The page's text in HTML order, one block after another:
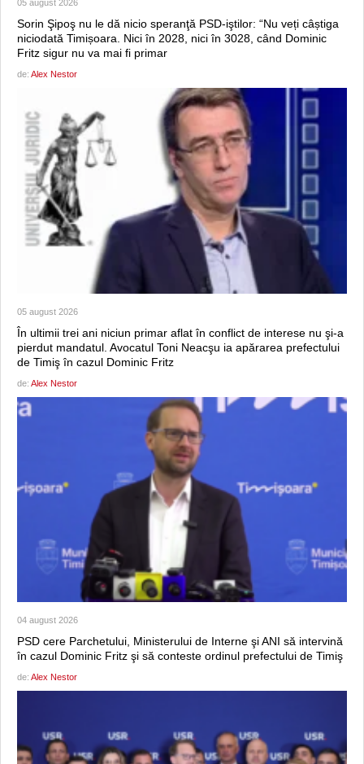
05 august 2026
Sorin Şipoş nu le dă nicio speranţă PSD-iştilor: “Nu veți câștiga
niciodată Timișoara. Nici în 2028, nici în 3028, când Dominic
Fritz sigur nu va mai fi primar
de: Alex Nestor
05 august 2026
În ultimii trei ani niciun primar aflat în conflict de interese nu şi-a
pierdut mandatul. Avocatul Toni Neacşu ia apărarea prefectului
de Timiş în cazul Dominic Fritz
de: Alex Nestor
04 august 2026
PSD cere Parchetului, Ministerului de Interne şi ANI să intervină
în cazul Dominic Fritz şi să conteste ordinul prefectului de Timiş
de: Alex Nestor